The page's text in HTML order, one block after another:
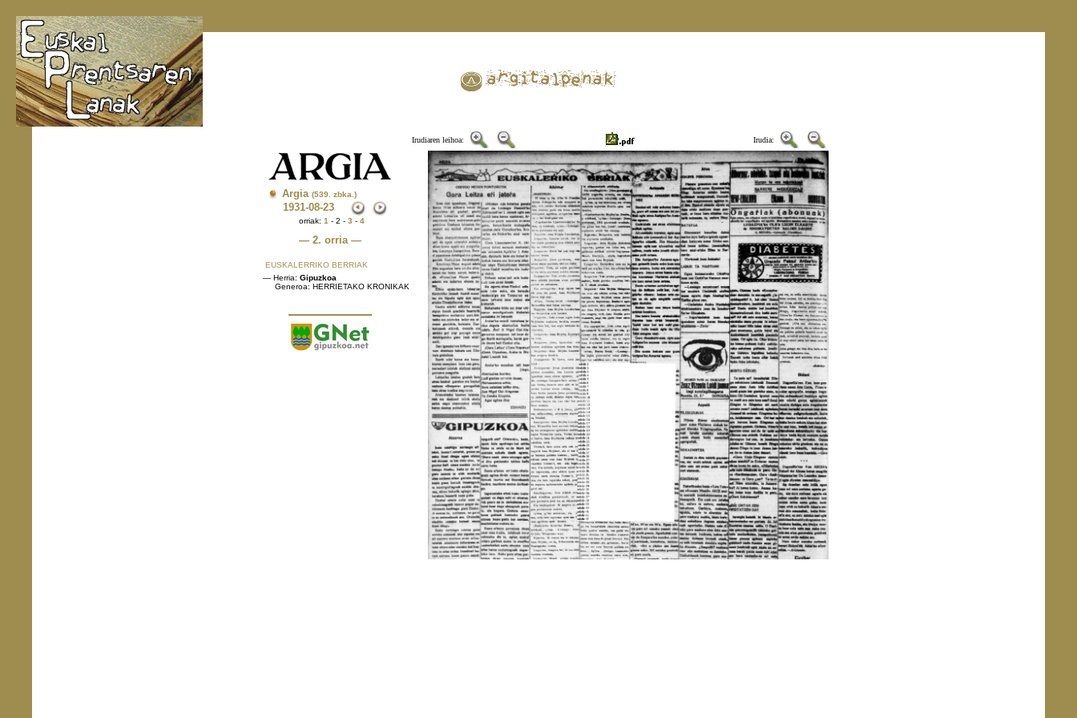
Irudiaren leihoa: Irudia:
Argia (539. zbka.)
1931-08-23
orriak: 1 - 2 - 3 - 4
— 2. orria —
EUSKALERRIKO BERRIAK
— Herria: Gipuzkoa
Generoa: HERRIETAKO KRONIKAK